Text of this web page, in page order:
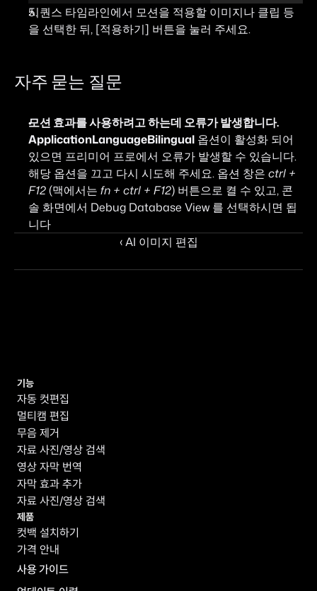
시퀀스 타임라인에서 모션을 적용할 이미지나 클립 등
을 선택한 뒤, [적용하기] 버튼을 눌러 주세요.
자주 묻는 질문
모션 효과를 사용하려고 하는데 오류가 발생합니다.
ApplicationLanguageBilingual 옵션이 활성화 되어
있으면 프리미어 프로에서 오류가 발생할 수 있습니다.
해당 옵션을 끄고 다시 시도해 주세요. 옵션 창은 ctrl +
F12 (맥에서는 fn + ctrl + F12) 버튼으로 켤 수 있고, 콘
솔 화면에서 Debug Database View 를 선택하시면 됩
니다
‹ AI 이미지 편집
기능
자동 컷편집
멀티캠 편집
무음 제거
자료 사진/영상 검색
영상 자막 번역
자막 효과 추가
자료 사진/영상 검색
제품
컷백 설치하기
가격 안내
사용 가이드